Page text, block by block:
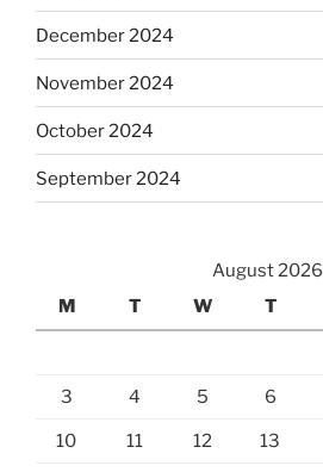
December 2024
November 2024
October 2024
September 2024
August 2026
M
T W T
3 4 5 6
10 11 12 13